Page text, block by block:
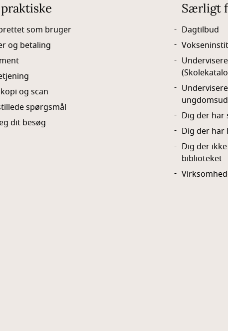
som bruger
og betaling
og scan
spørgsmål
dit besøg
Særligt
Dagtilbud
Dig der
Dig der
Dig der
biblioteket